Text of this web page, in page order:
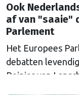
Ook
af van "saaie"
Parlement
Het Europees
debatten
Reinier van